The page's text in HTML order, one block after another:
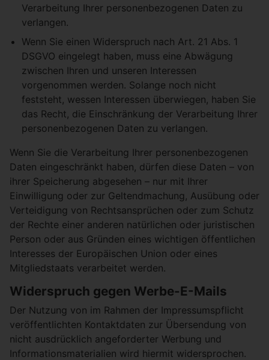
Verarbeitung Ihrer personenbezogenen Daten zu
verlangen.
Wenn Sie einen Widerspruch nach Art. 21 Abs. 1
DSGVO eingelegt haben, muss eine Abwägung
zwischen Ihren und unseren Interessen
vorgenommen werden. Solange noch nicht
feststeht, wessen Interessen überwiegen, haben Sie
das Recht, die Einschränkung der Verarbeitung Ihrer
personenbezogenen Daten zu verlangen.
Wenn Sie die Verarbeitung Ihrer personenbezogenen
Daten eingeschränkt haben, dürfen diese Daten – von
ihrer Speicherung abgesehen – nur mit Ihrer
Einwilligung oder zur Geltendmachung, Ausübung oder
Verteidigung von Rechtsansprüchen oder zum Schutz
der Rechte einer anderen natürlichen oder juristischen
Person oder aus Gründen eines wichtigen öffentlichen
Interesses der Europäischen Union oder eines
Mitgliedstaats verarbeitet werden.
Widerspruch gegen Werbe-E-Mails
Der Nutzung von im Rahmen der Impressumspflicht
veröffentlichten Kontaktdaten zur Übersendung von
nicht ausdrücklich angeforderter Werbung und
Informationsmaterialien wird hiermit widersprochen.